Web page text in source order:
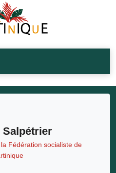
Salpétrier
Fédération socialiste de